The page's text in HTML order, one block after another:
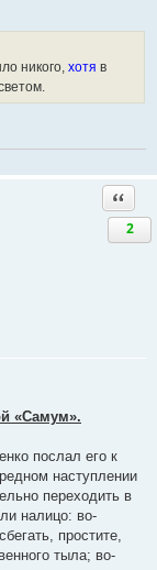
никого, хотя в
2
«Самум».
послал его к
наступлении
переходить в
налицо: во-
простите,
тыла; во-